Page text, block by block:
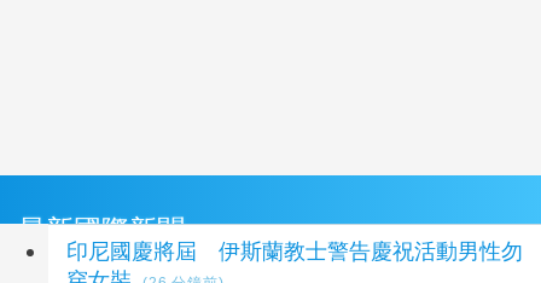
最新國際新聞
印尼國慶將屆 伊斯蘭教士警告慶祝活動男性勿